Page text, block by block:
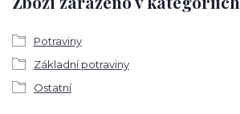
Potraviny
Základní potraviny
Ostatní